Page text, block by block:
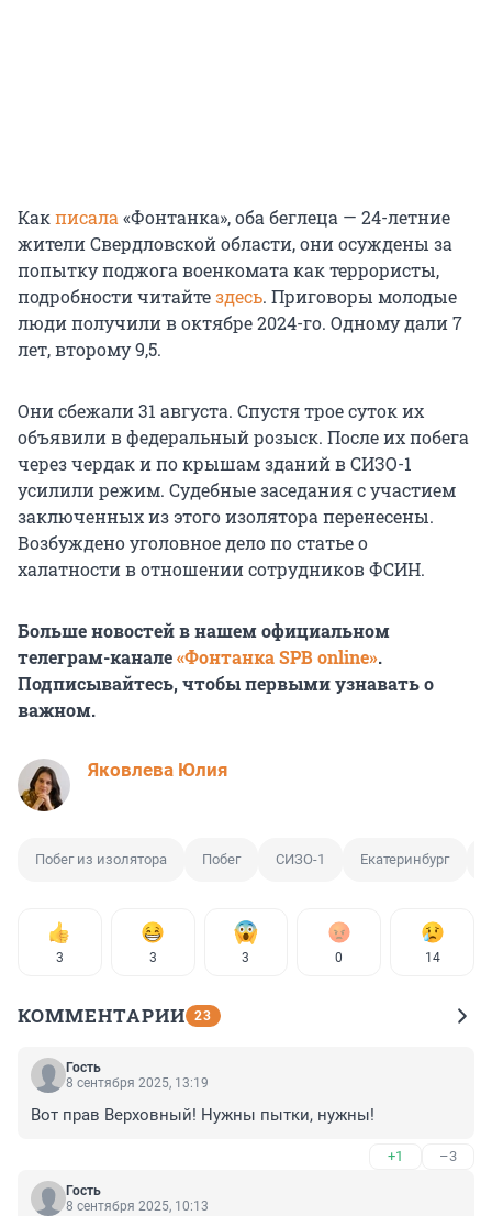
Какписала«Фонтанка», оба беглеца — 24-летние
жители Свердловской области, они осуждены за
попытку поджога военкомата как террористы,
подробности читайтездесь. Приговоры молодые
люди получили в октябре 2024-го. Одному дали 7
лет, второму 9,5.
Они сбежали 31 августа. Спустя трое суток их
объявили в федеральный розыск. После их побега
через чердак и по крышам зданий в СИЗО-1
усилили режим. Судебные заседания с участием
заключенных из этого изолятора перенесены.
Возбуждено уголовное дело по статье о
халатности в отношении сотрудников ФСИН.
Больше новостей в нашем официальном
телеграм-канале«Фонтанка SPB online».
Подписывайтесь, чтобы первыми узнавать о
важном.
Яковлева Юлия
Побег из изолятора Побег СИЗО-1 Екатеринбург
3 3 3 0 14
КОММЕНТАРИИ 23
Гость
8 сентября 2025, 13:19
Вот прав Верховный! Нужны пытки, нужны!
+1 –3
Гость
8 сентября 2025, 10:13